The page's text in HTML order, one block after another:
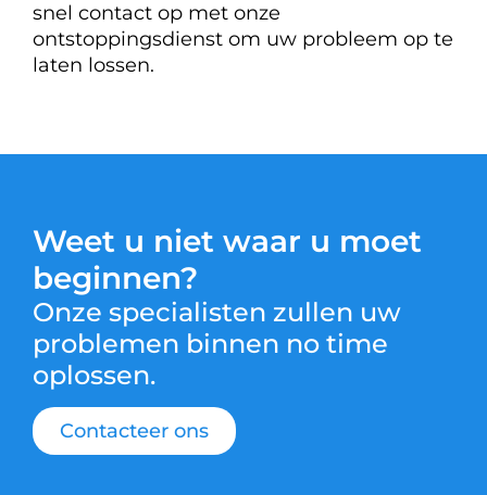
snel contact op met onze
ontstoppingsdienst om uw probleem op te
laten lossen.
Weet u niet waar u moet
beginnen?
Onze specialisten zullen uw
problemen binnen no time
oplossen.
Contacteer ons